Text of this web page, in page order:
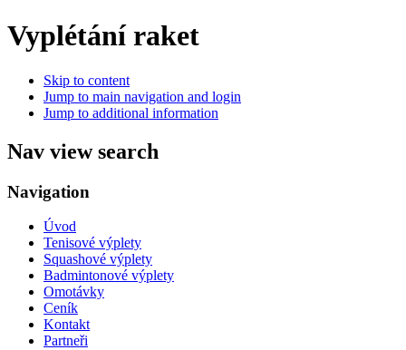
Vyplétání raket
Skip to content
Jump to main navigation and login
Jump to additional information
Nav view search
Navigation
Úvod
Tenisové výplety
Squashové výplety
Badmintonové výplety
Omotávky
Ceník
Kontakt
Partneři